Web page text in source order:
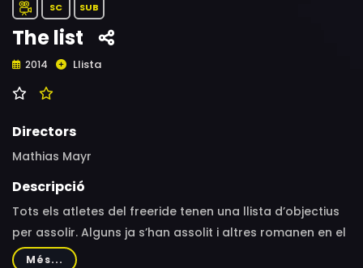
SC SUB
The list
2014 Llista
Directors
Mathias Mayr
Descripció
Tots els atletes del freeride tenen una llista d’objectius
per assolir. Alguns ja s’han assolit i altres romanen en el
món dels somnis, esperant el moment oportú.
Més...